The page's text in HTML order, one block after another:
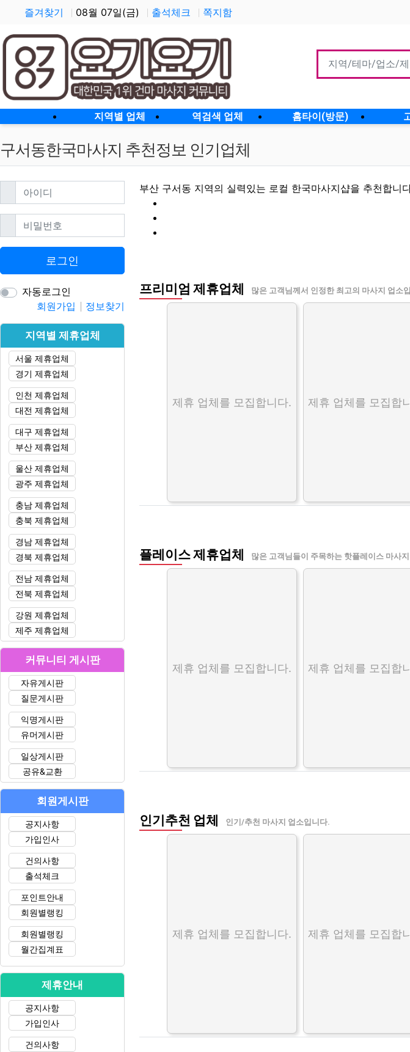
즐겨찾기 08월 07일(금) 출석체크 쪽지함
지역별 업체 역검색 업체 홈타이(방문)
구서동한국마사지 추천정보 인기업체
부산 구서동 지역의 실력있는 로컬 한국마사지샵을 추천합니
프리미엄 제휴업체 많은 고객님께서 인정한 최고의 마사지 업소
제휴 업체를 모집합니다. 제휴 업체를 모집합
플레이스 제휴업체 많은 고객님들이 주목하는 핫플레이스 마사
제휴 업체를 모집합니다. 제휴 업체를 모집합
인기추천 업체 인기/추천 마사지 업소입니다.
제휴 업체를 모집합니다. 제휴 업체를 모집합
아이디필수
비밀번호필수
로그인
자동로그인
회원가입
정보찾기
지역별 제휴업체
서울 제휴업체
경기 제휴업체
인천 제휴업체
대전 제휴업체
대구 제휴업체
부산 제휴업체
울산 제휴업체
광주 제휴업체
충남 제휴업체
충북 제휴업체
경남 제휴업체
경북 제휴업체
전남 제휴업체
전북 제휴업체
강원 제휴업체
제주 제휴업체
커뮤니티 게시판
자유게시판
질문게시판
익명게시판
유머게시판
일상게시판
공유&교환
회원게시판
공지사항
가입인사
건의사항
출석체크
포인트안내
회원별랭킹
회원별랭킹
월간집계표
제휴안내
공지사항
가입인사
건의사항